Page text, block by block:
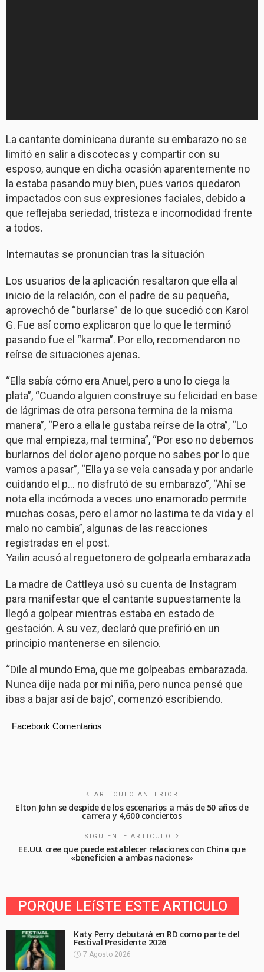
La cantante dominicana durante su embarazo no se
limitó en salir a discotecas y compartir con su
esposo, aunque en dicha ocasión aparentemente no
la estaba pasando muy bien, pues varios quedaron
impactados con sus expresiones faciales, debido a
que reflejaba seriedad, tristeza e incomodidad frente
a todos.
Internautas se pronuncian tras la situación
Los usuarios de la aplicación resaltaron que ella al
inicio de la relación, con el padre de su pequeña,
aprovechó de “burlarse” de lo que sucedió con Karol
G. Fue así como explicaron que lo que le terminó
pasando fue el “karma”. Por ello, recomendaron no
reírse de situaciones ajenas.
“Ella sabía cómo era Anuel, pero a uno lo ciega la
plata”, “Cuando alguien construye su felicidad en base
de lágrimas de otra persona termina de la misma
manera”, “Pero a ella le gustaba reírse de la otra”, “Lo
que mal empieza, mal termina”, “Por eso no debemos
burlarnos del dolor ajeno porque no sabes por lo que
vamos a pasar”, “Ella ya se veía cansada y por andarle
cuidando el p… no disfrutó de su embarazo”, “Ahí se
nota ella incómoda a veces uno enamorado permite
muchas cosas, pero el amor no lastima te da vida y el
malo no cambia”, algunas de las reacciones
registradas en el post.
Yailin acusó al reguetonero de golpearla embarazada
La madre de Cattleya usó su cuenta de Instagram
para manifestar que el cantante supuestamente la
llegó a golpear mientras estaba en estado de
gestación. A su vez, declaró que prefirió en un
principio mantenerse en silencio.
“Dile al mundo Ema, que me golpeabas embarazada.
Nunca dije nada por mi niña, pero nunca pensé que
ibas a bajar así de bajo”, comenzó escribiendo.
Facebook Comentarios
ARTÍCULO ANTERIOR
Elton John se despide de los escenarios a más de 50 años de
carrera y 4,600 conciertos
SIGUIENTE ARTICULO
EE.UU. cree que puede establecer relaciones con China que
«beneficien a ambas naciones»
PORQUE LEíSTE ESTE ARTICULO
Katy Perry debutará en RD como parte del
Festival Presidente 2026
7 Agosto 2026